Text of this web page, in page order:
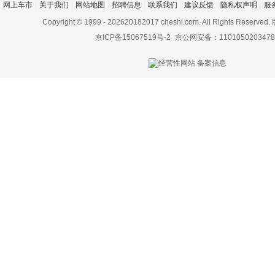
上传图片最多
网上车市 关于我们 网站地图 招聘信息 联系我们 建议反馈 隐私权声明
服
Copyright © 1999 - 202620182017 cheshi.com. All Rights Reserved.
京ICP备15067519号-2 京公网安备：